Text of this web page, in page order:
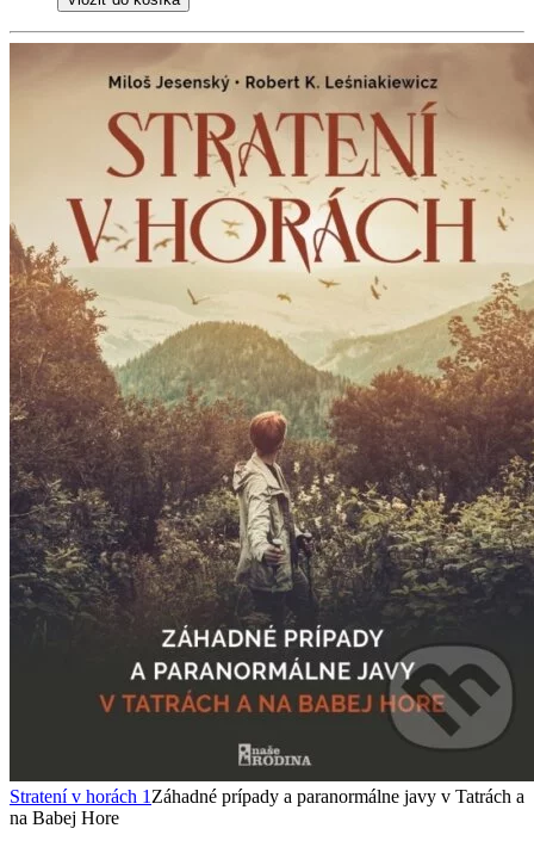
Stratení v horách 1 Záhadné prípady a paranormálne javy v Tatrách a
na Babej Hore